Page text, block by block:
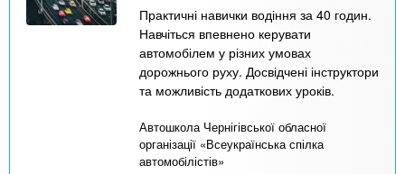
Практичні навички водіння за 40 годин.
Навчіться впевнено керувати
автомобілем у різних умовах
дорожнього руху. Досвідчені інструктори
та можливість додаткових уроків.
Автошкола Чернігівської обласної
організації «Всеукраїнська спілка
автомобілістів»